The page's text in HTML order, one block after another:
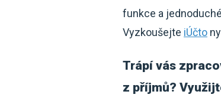
funkce a
Vyzkoušejte iÚčto
Trápí vás
z příjmů?